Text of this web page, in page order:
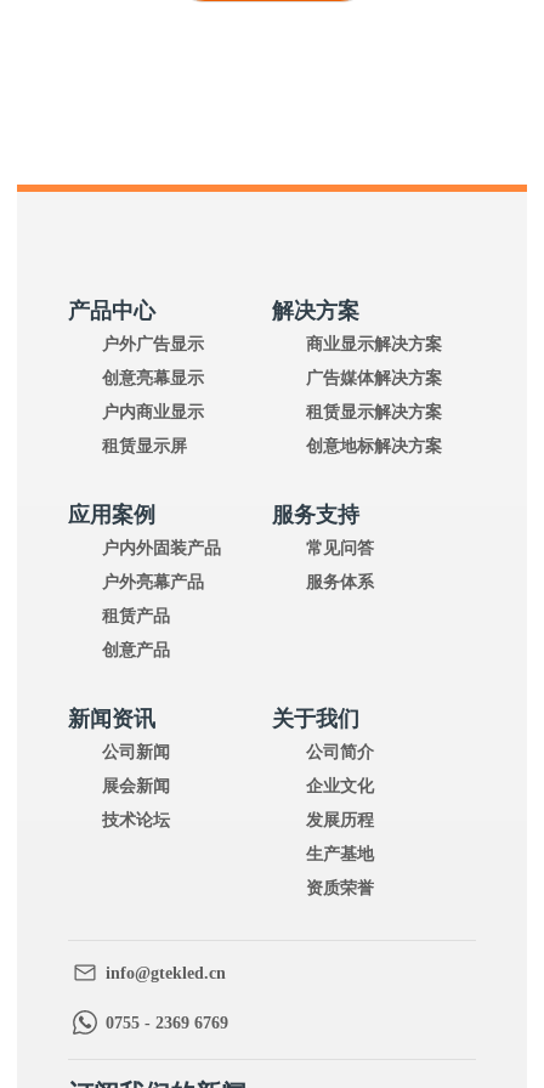
产品中心
户外广告显示
创意亮幕显示
户内商业显示
租赁显示屏
解决方案
商业显示解决方案
广告媒体解决方案
租赁显示解决方案
创意地标解决方案
应用案例
户内外固装产品
户外亮幕产品
租赁产品
创意产品
服务支持
常见问答
服务体系
新闻资讯
公司新闻
展会新闻
技术论坛
关于我们
公司简介
企业文化
发展历程
生产基地
资质荣誉
info@gtekled.cn
0755 - 2369 6769